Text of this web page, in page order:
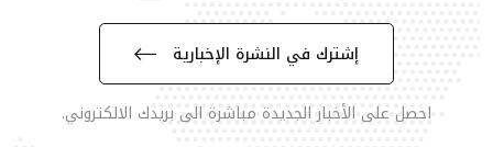
إشترك في النشرة الإخبارية
احصل على الأخبار الجديدة مباشرة الى بريدك الالكتروني.